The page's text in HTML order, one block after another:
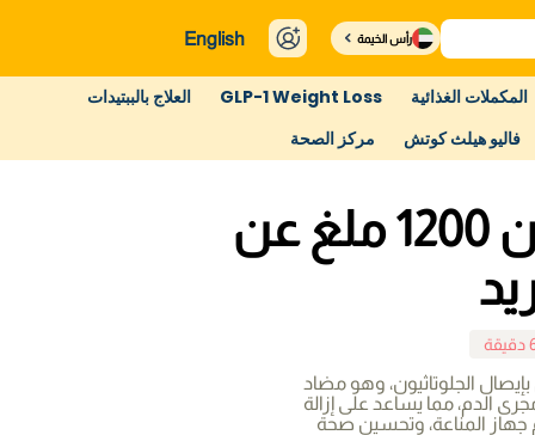
رأس الخيمة English
المكملات الغذائية GLP-1 Weight Loss
العلاج بالببتيدات
فاليو هيلث كوتش مركز الصحة
الجلوتاثيون 1200 ملغ عن
الجلوتاثيون، وهو مضاد
الدم، مما يساعد على إزالة
المناعة، وتحسين صحة